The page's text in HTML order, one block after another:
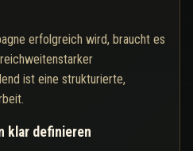
erfolgreich wird, braucht es
ist eine strukturierte,
klar definieren